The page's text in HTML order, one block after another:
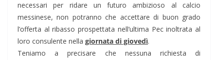
necessari per ridare un futuro ambizioso al calcio
messinese, non potranno che accettare di buon grado
l’offerta al ribasso prospettata nell’ultima Pec inoltrata al
loro consulente nella giornata di giovedì.
Teniamo a precisare che nessuna richiesta di